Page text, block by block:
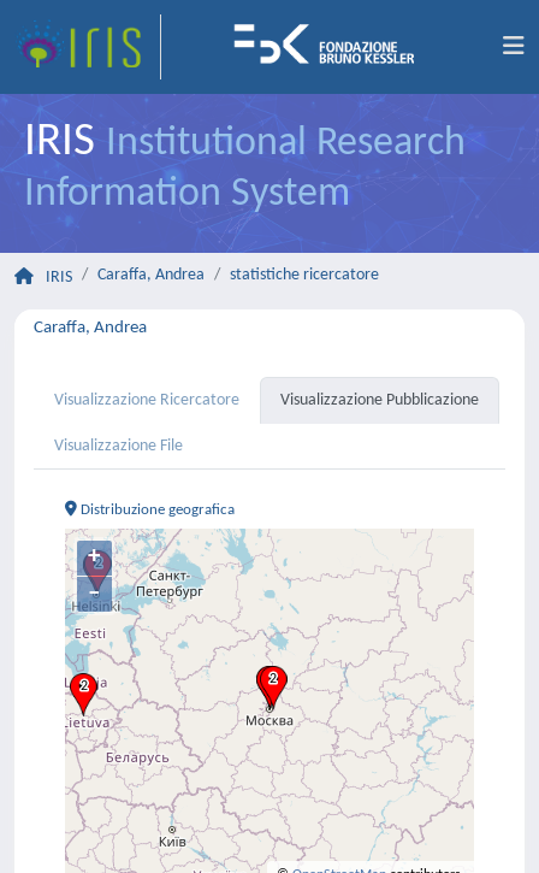
IRIS Institutional Research
Information System
IRIS Caraffa, Andrea statistiche ricercatore
Caraffa, Andrea
Visualizzazione Ricercatore Visualizzazione Pubblicazione
Visualizzazione File
Distribuzione geografica
+
–